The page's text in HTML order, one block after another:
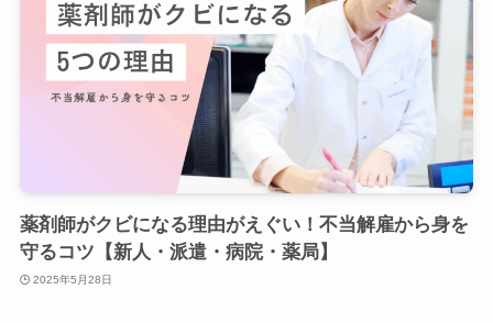
薬剤師がクビになる理由がえぐい！不当解雇から身を
守るコツ【新人・派遣・病院・薬局】
2025年5月28日